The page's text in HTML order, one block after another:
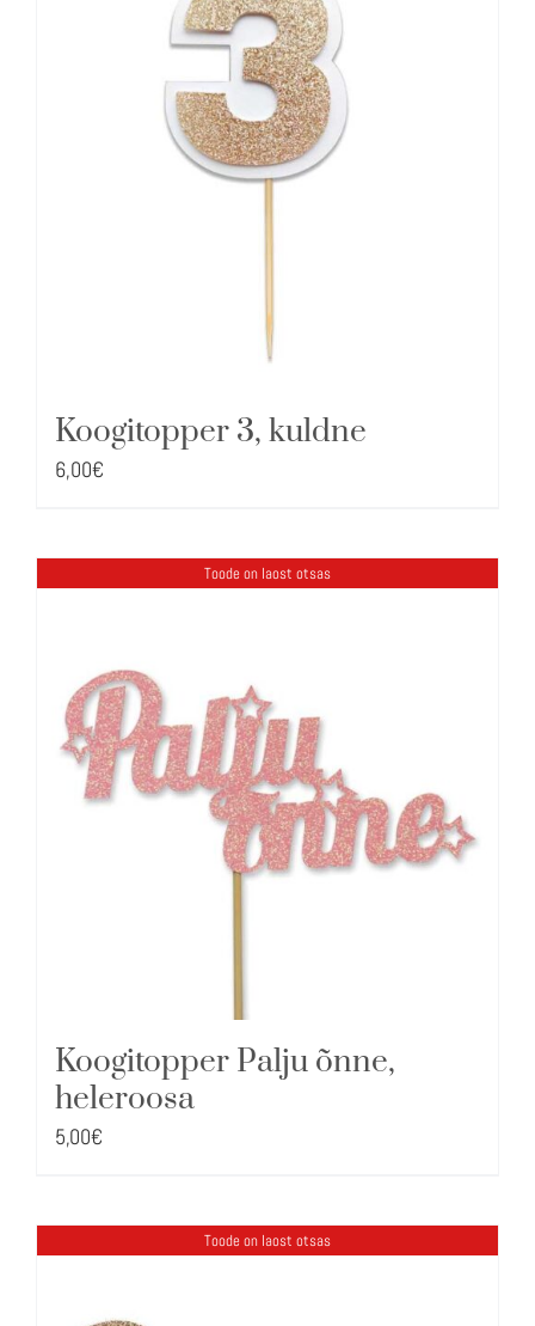
Koogitopper 3, kuldne
6,00€
Toode on laost otsas
Koogitopper Palju õnne,
heleroosa
5,00€
Toode on laost otsas